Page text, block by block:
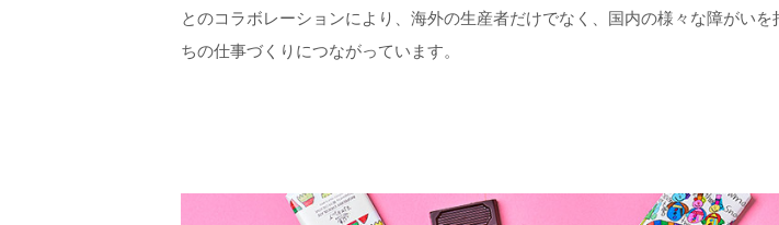
とのコラボレーションにより、海外の生産者だけでなく、国内の様々な障がいを
ちの仕事づくりにつながっています。